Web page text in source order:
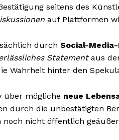
seitens des
auf Plattformen
durch Social-
Statementaus
Wahrheit hinter den
über mögliche neue
durch die unbestätigten
nicht öffentlich